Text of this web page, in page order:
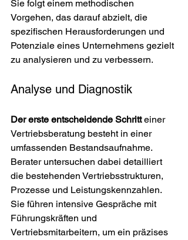
Sie folgt einem methodischen
Vorgehen, das darauf abzielt, die
spezifischen Herausforderungen und
Potenziale eines Unternehmens gezielt
zu analysieren und zu verbessern.
Analyse und Diagnostik
Der erste entscheidende Schritt einer
Vertriebsberatung besteht in einer
umfassenden Bestandsaufnahme.
Berater untersuchen dabei detailliert
die bestehenden Vertriebsstrukturen,
Prozesse und Leistungskennzahlen.
Sie führen intensive Gespräche mit
Führungskräften und
Vertriebsmitarbeitern, um ein präzises